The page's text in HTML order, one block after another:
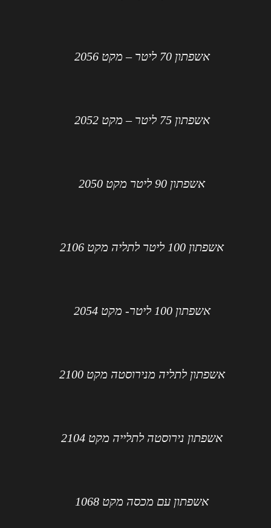
אשפתון 70 ליטר – מקט 2056
אשפתון 75 ליטר – מקט 2052
אשפתון 90 ליטר מקט 2050
אשפתון 100 ליטר לתליה מקט 2106
אשפתון 100 ליטר- מקט 2054
אשפתון לתליה מנירוסטה מקט 2100
אשפתון נירוסטה לתלייה מקט 2104
אשפתון עם מכסה מקט 1068